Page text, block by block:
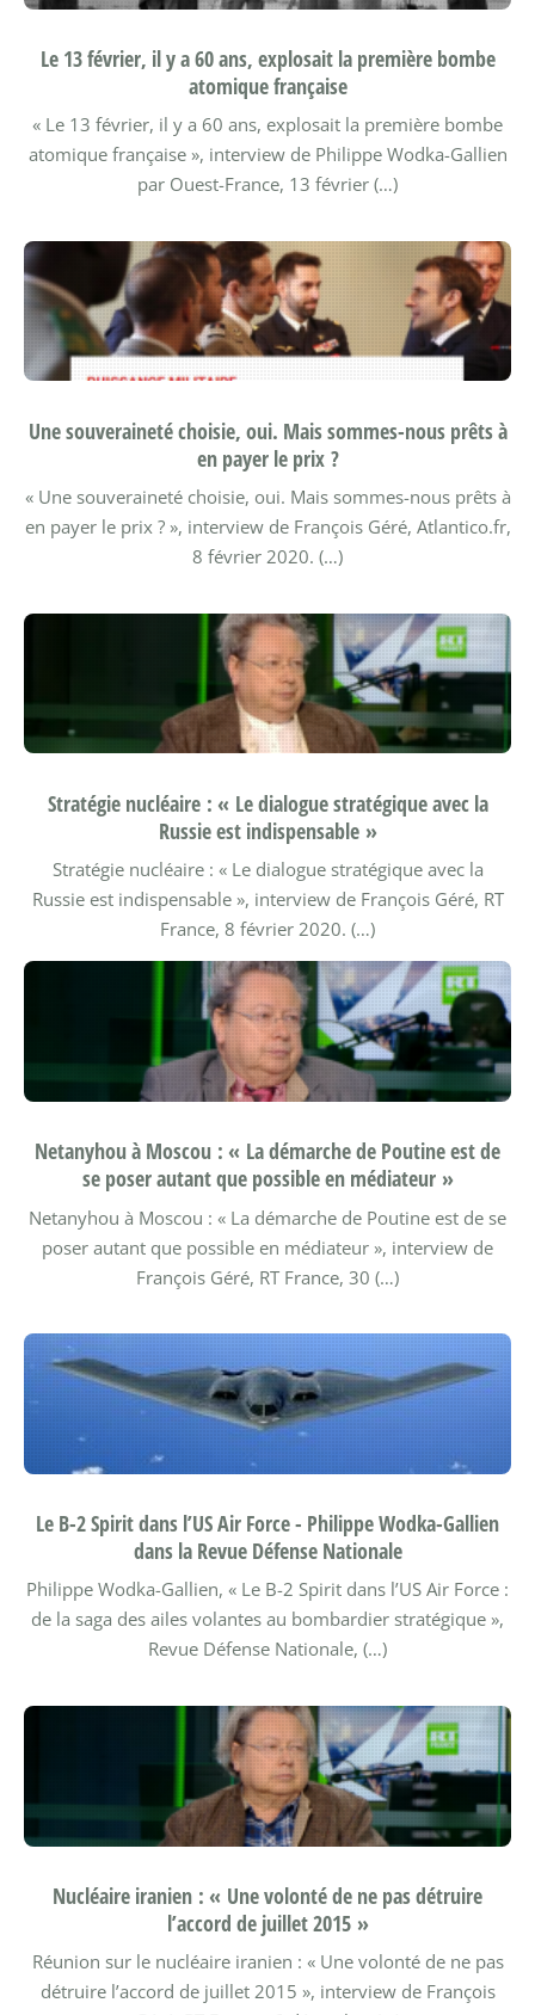
Le 13 février, il y a 60 ans, explosait la première bombe
atomique française
« Le 13 février, il y a 60 ans, explosait la première bombe
atomique française », interview de Philippe Wodka-Gallien
par Ouest-France, 13 février (…)
Une souveraineté choisie, oui. Mais sommes-nous prêts à
en payer le prix ?
« Une souveraineté choisie, oui. Mais sommes-nous prêts à
en payer le prix ? », interview de François Géré, Atlantico.fr,
8 février 2020. (…)
Stratégie nucléaire : « Le dialogue stratégique avec la
Russie est indispensable »
Stratégie nucléaire : « Le dialogue stratégique avec la
Russie est indispensable », interview de François Géré, RT
France, 8 février 2020. (…)
Netanyhou à Moscou : « La démarche de Poutine est de
se poser autant que possible en médiateur »
Netanyhou à Moscou : « La démarche de Poutine est de se
poser autant que possible en médiateur », interview de
François Géré, RT France, 30 (…)
Le B-2 Spirit dans l’US Air Force - Philippe Wodka-Gallien
dans la Revue Défense Nationale
Philippe Wodka-Gallien, « Le B-2 Spirit dans l’US Air Force :
de la saga des ailes volantes au bombardier stratégique »,
Revue Défense Nationale, (…)
Nucléaire iranien : « Une volonté de ne pas détruire
l’accord de juillet 2015 »
Réunion sur le nucléaire iranien : « Une volonté de ne pas
détruire l’accord de juillet 2015 », interview de François